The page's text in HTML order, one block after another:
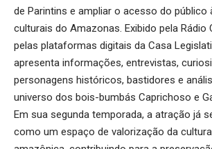
de Parintins e ampliar o acesso do
culturais do Amazonas. Exibido pela Rádio
pelas plataformas digitais da Casa
apresenta informações, entrevistas,
personagens históricos, bastidores e
universo dos bois-bumbás Caprichoso e
Em sua segunda temporada, a atração já
como um espaço de valorização da